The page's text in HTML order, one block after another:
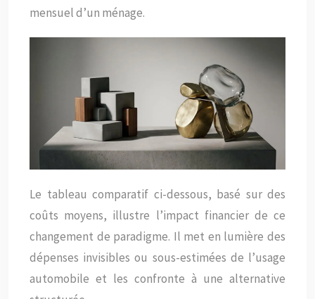
mensuel d’un ménage.
Le tableau comparatif ci-dessous, basé sur des
coûts moyens, illustre l’impact financier de ce
changement de paradigme. Il met en lumière des
dépenses invisibles ou sous-estimées de l’usage
automobile et les confronte à une alternative